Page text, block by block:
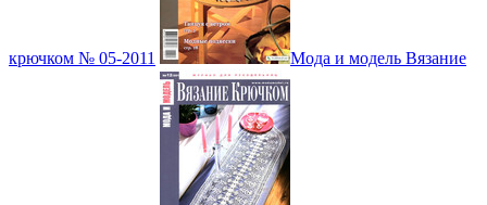
крючком № 05-2011 Мода и модель Вязание